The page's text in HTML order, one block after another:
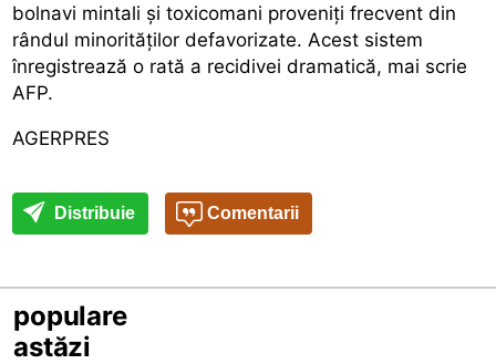
bolnavi mintali și toxicomani proveniți frecvent din
rândul minorităților defavorizate. Acest sistem
înregistrează o rată a recidivei dramatică, mai scrie
AFP.
AGERPRES
Distribuie Comentarii
populare
astăzi